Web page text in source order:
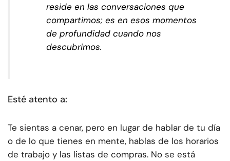
reside en las conversaciones que
compartimos; es en esos momentos
de profundidad cuando nos
descubrimos.
Esté atento a:
Te sientas a cenar, pero en lugar de hablar de tu día
o de lo que tienes en mente, hablas de los horarios
de trabajo y las listas de compras. No se está